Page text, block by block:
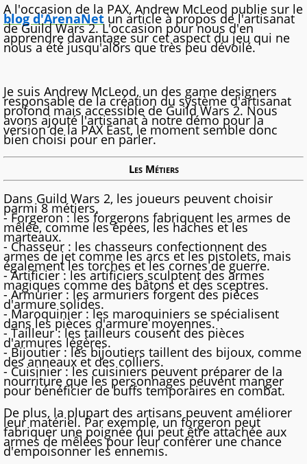
A l'occasion de la PAX, Andrew McLeod publie sur le
blog d'ArenaNet un article à propos de l'artisanat
de Guild Wars 2. L'occasion pour nous d'en
apprendre davantage sur cet aspect du jeu qui ne
nous a été jusqu'alors que très peu dévoilé.
Je suis Andrew McLeod, un des game designers
responsable de la création du système d'artisanat
profond mais accessible de Guild Wars 2. Nous
avons ajouté l'artisanat à notre démo pour la
version de la PAX East, le moment semble donc
bien choisi pour en parler.
Les Métiers
Dans Guild Wars 2, les joueurs peuvent choisir
parmi 8 métiers.
- Forgeron : les forgerons fabriquent les armes de
mêlée, comme les épées, les haches et les
marteaux.
- Chasseur : les chasseurs confectionnent des
armes de jet comme les arcs et les pistolets, mais
également les torches et les cornes de guerre.
- Artificier : les artificiers sculptent des armes
magiques comme des bâtons et des sceptres.
- Armurier : les armuriers forgent des pièces
d'armure solides.
- Maroquinier : les maroquiniers se spécialisent
dans les pièces d'armure moyennes.
- Tailleur : les tailleurs cousent des pièces
d'armures légères.
- Bijoutier : les bijoutiers taillent des bijoux, comme
des anneaux et des colliers.
- Cuisinier : les cuisiniers peuvent préparer de la
nourriture que les personnages peuvent manger
pour bénéficier de buffs temporaires en combat.
De plus, la plupart des artisans peuvent améliorer
leur matériel. Par exemple, un forgeron peut
fabriquer une poignée qui peut être attachée aux
armes de mêlées pour leur conférer une chance
d'empoisonner les ennemis.